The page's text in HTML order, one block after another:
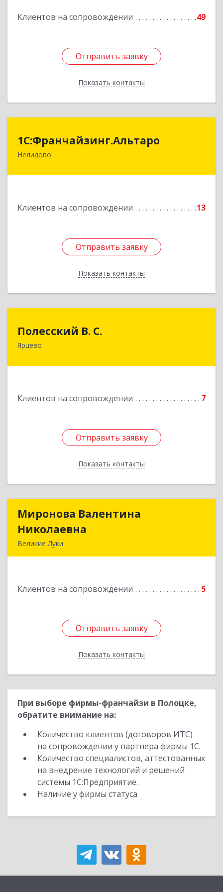
Клиентов на сопровождении 49
Отправить заявку
Показать контакты
Подробнее
Отправить заявку
Назад
1С:Франчайзинг.Альтаро
Нелидово
Клиентов на сопровождении 13
Отправить заявку
Показать контакты
1С:Франчайзинг.Альтаро
172527, Тверская обл, Нелидово г, Матросова
Отправить заявку
Назад
Полесский В. С.
Ярцево
Клиентов на сопровождении 7
Отправить заявку
Показать контакты
Отправить заявку
Назад
Миронова Валентина
Николаевна
Великие Луки
Клиентов на сопровождении 5
Отправить заявку
Показать контакты
Миронова Валентина
Отправить заявку
Назад
При выборе фирмы-франчайзи в Полоцке,
обратите внимание на:
Количество клиентов (договоров ИТС)
на сопровождении у партнера фирмы 1С.
Количество специалистов, аттестованных
на внедрение технологий и решений
системы 1С:Предприятие.
Наличие у фирмы статуса